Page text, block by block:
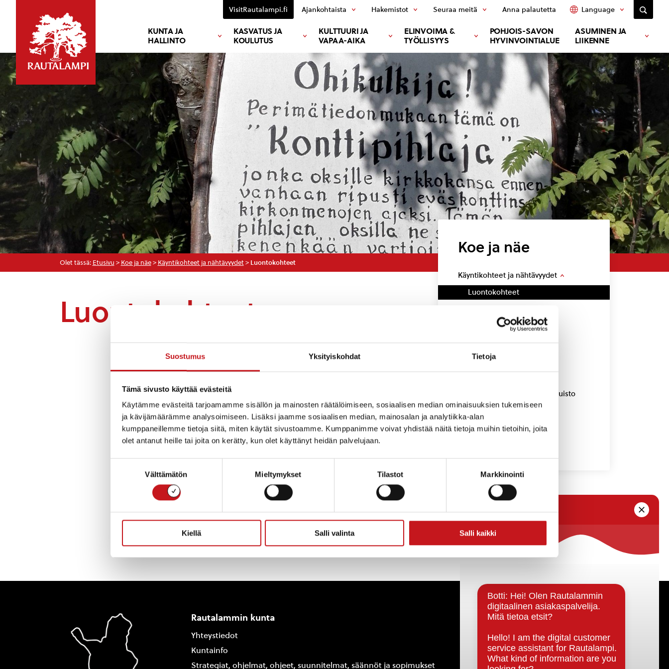
Suostumus Yksityiskohdat Tietoja
Tämä sivusto käyttää evästeitä
Käytämme evästeitä tarjoamamme sisällön ja mainosten räätälöimiseen, sosiaalisen median ominaisuuksien tukemiseen
ja kävijämäärämme analysoimiseen. Lisäksi jaamme sosiaalisen median, mainosalan ja analytiikka-alan
kumppaneillemme tietoja siitä, miten käytät sivustoamme. Kumppanimme voivat yhdistää näitä tietoja muihin tietoihin, joita
olet antanut heille tai joita on kerätty, kun olet käyttänyt heidän palvelujaan.
Välttämätön Mieltymykset Tilastot Markkinointi
Kiellä Salli valinta Salli kaikki
KUNTA JA
HALLINTO
KASVATUS JA
KOULUTUS
KULTTUURI JA
VAPAA-AIKA
ELINVOIMA &
TYÖLLISYYS
POHJOIS-SAVON
HYVINVOINTIALUE
ASUMINEN JA
LIIKENNE
VisitRautalampi.fi Ajankohtaista Hakemistot Seuraa meitä Anna palautetta Language
Olet tässä: Etusivu > Koe ja näe> Käyntikohteet ja nähtävyydet> Luontokohteet
Koe ja näe
Käyntikohteet ja nähtävyydet
Luontokohteet
Muistomerkit ja patsaat
Aktiviteetit
Ravintolat ja kahvilat
Etelä-Konneveden kansallispuisto
Rautalammin museo
Tapahtumat
Tämän sivun sisällön tarjoaa:
Luontokohteet
Rautalammin kunta
Yhteystiedot
Kuntainfo
Strategiat, ohjelmat, ohjeet, suunnitelmat, säännöt ja sopimukset
Päätöksenteko ja lähidemokratia
Päätökset, esityslistat & pöytäkirjat
Hallinto
Kunnanhallitus